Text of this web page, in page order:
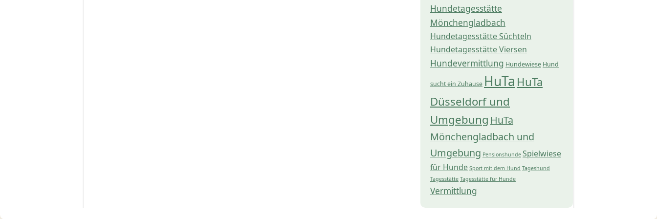
Hundetagesstätte
Mönchengladbach
Hundetagesstätte Süchteln
Hundetagesstätte Viersen
Hundevermittlung Hundewiese Hund
sucht ein Zuhause HuTa HuTa
Düsseldorf und
Umgebung HuTa
Mönchengladbach und
Umgebung Pensionshunde Spielwiese
für Hunde Sport mit dem Hund Tageshund
Tagesstätte Tagesstätte für Hunde
Vermittlung